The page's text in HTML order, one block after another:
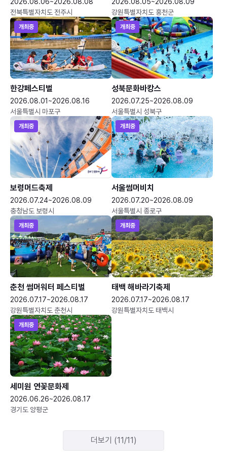
전북특별자치도 전주시
강원특별자치도 홍천군
개최중
한강페스티벌
2026.08.01~2026.08.16
서울특별시 마포구
개최중
성북문화바캉스
2026.07.25~2026.08.09
서울특별시 성북구
개최중
보령머드축제
2026.07.24~2026.08.09
충청남도 보령시
개최중
서울썸머비치
2026.07.20~2026.08.09
서울특별시 종로구
개최중
춘천 썸머워터 페스티벌
2026.07.17~2026.08.17
강원특별자치도 춘천시
개최중
태백 해바라기축제
2026.07.17~2026.08.17
강원특별자치도 태백시
개최중
세미원 연꽃문화제
2026.06.26~2026.08.17
경기도 양평군
더보기 (11/11)